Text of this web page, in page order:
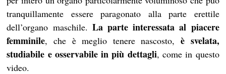
tranquillamente essere paragonato alla parte erettile
dell’organo maschile. La parte interessata al piacere
femminile, che è meglio tenere nascosto, è svelata,
studiabile e osservabile in più dettagli, come in questo
video.